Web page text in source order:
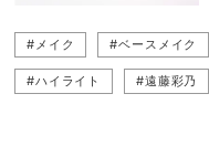
#メイク #ベースメイク
#ハイライト #遠藤彩乃